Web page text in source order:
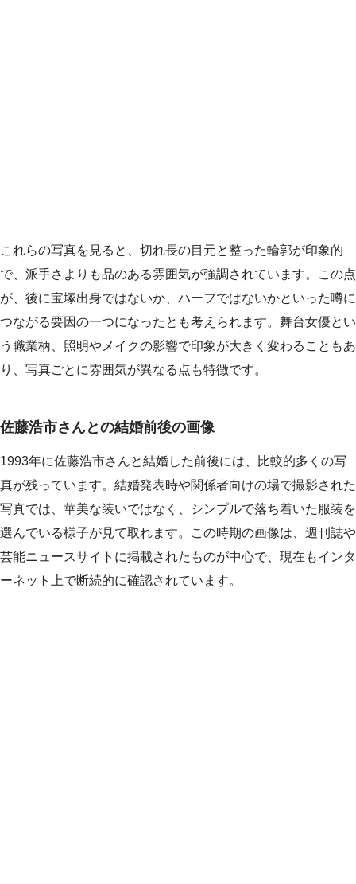
これらの写真を見ると、切れ長の目元と整った輪郭が印象的
で、派手さよりも品のある雰囲気が強調されています。この点
が、後に宝塚出身ではないか、ハーフではないかといった噂に
つながる要因の一つになったとも考えられます。舞台女優とい
う職業柄、照明やメイクの影響で印象が大きく変わることもあ
り、写真ごとに雰囲気が異なる点も特徴です。
佐藤浩市さんとの結婚前後の画像
1993年に佐藤浩市さんと結婚した前後には、比較的多くの写
真が残っています。結婚発表時や関係者向けの場で撮影された
写真では、華美な装いではなく、シンプルで落ち着いた服装を
選んでいる様子が見て取れます。この時期の画像は、週刊誌や
芸能ニュースサイトに掲載されたものが中心で、現在もインタ
ーネット上で断続的に確認されています。